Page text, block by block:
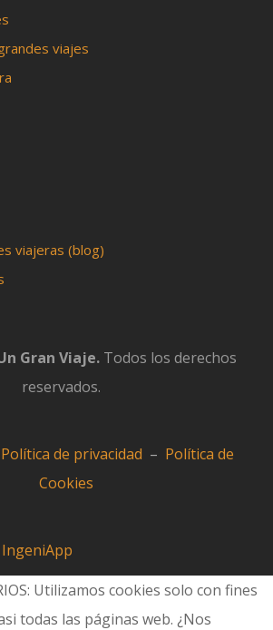
viajes
viajeras (blog)
Gran Viaje. Todos los derechos
reservados.
Política de privacidad – Política de
Cookies
IngeniApp
Utilizamos cookies solo con fines
todas las páginas web. ¿Nos